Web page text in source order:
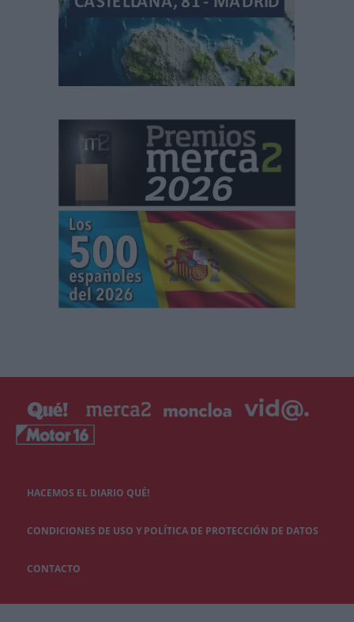
HACEMOS EL DIARIO QUÉ!
CONDICIONES DE USO Y POLÍTICA DE PROTECCIÓN DE DATOS
CONTACTO